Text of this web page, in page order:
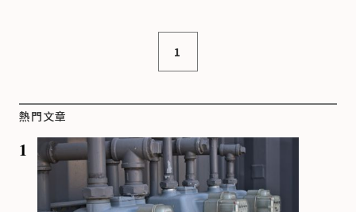
1
熱門文章
1